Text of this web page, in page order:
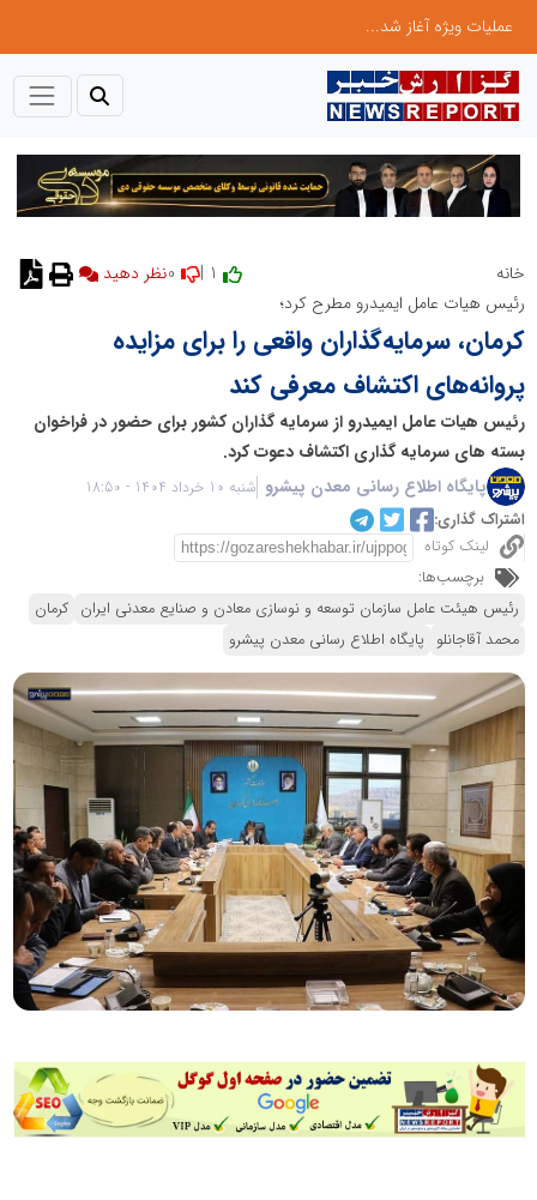
عملیات ویژه آغاز شد...
خانه
نظر دهید
رئیس هیات عامل ایمیدرو مطرح کرد؛
کرمان، سرمایه‌گذاران واقعی را برای مزایده‌
پروانه‌های اکتشاف معرفی کند
رئیس هیات عامل ایمیدرو از سرمایه گذاران کشور برای حضور در فراخوان
بسته های سرمایه گذاری اکتشاف دعوت کرد.
پایگاه اطلاع رسانی معدن پیشرو شنبه 10 خرداد 1404 - 18:50
اشتراک گذاری:
لینک کوتاه
برچسب‌ها:
رئیس هیئت عامل سازمان توسعه و نوسازی معادن و صنایع معدنی ایران کرمان
محمد آقاجانلو پایگاه اطلاع رسانی معدن پیشرو